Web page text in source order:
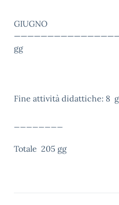
GIUGNO
gg
Fine attività didattiche: 8
Totale 205 gg